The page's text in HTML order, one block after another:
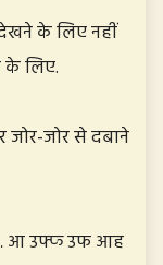
के लिए नहीं
के लिए.
जोर से दबाने
आ उफ्फ उफ आह